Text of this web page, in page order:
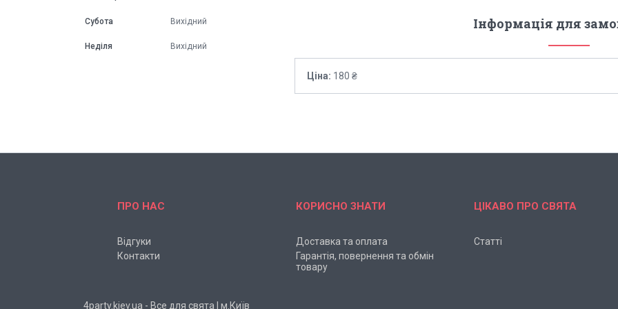
Інформація для
Ціна: 180 ₴
Субота Вихідний
Неділя Вихідний
ПРО НАС
Відгуки
Контакти
КОРИСНО ЗНАТИ
Доставка та оплата
Гарантія, повернення та обмін
товару
ЦІКАВО ПРО СВЯТА
Статті
4party.kiev.ua - Все для свята | м.Київ